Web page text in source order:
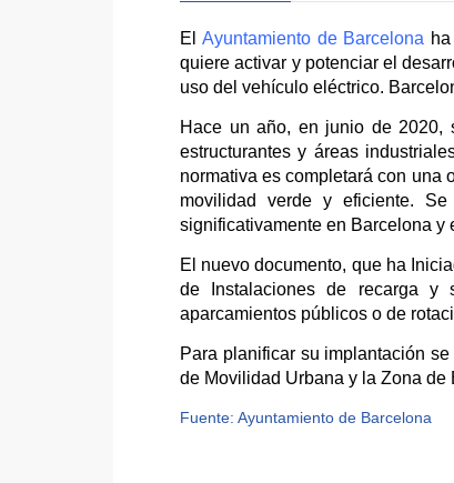
El Ayuntamiento de Barcelona
quiere activar y potenciar el
uso del vehículo eléctrico.
Hace un año, en junio de 2020,
estructurantes y áreas
normativa es completará con una
movilidad verde y eficiente.
significativamente en Barcelona y
El nuevo documento, que ha
de Instalaciones de recarga y
aparcamientos públicos o de
Para planificar su implantación
de Movilidad Urbana y la Zona
Fuente: Ayuntamiento de Barcelona